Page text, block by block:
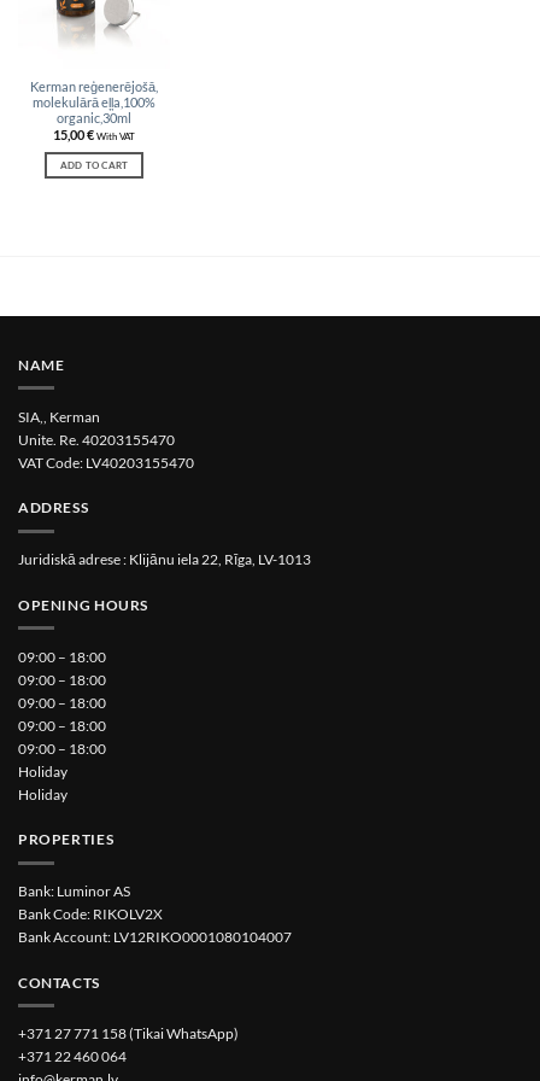
Kerman reģenerējošā,
molekulārā eļļa,100%
organic,30ml
15,00€ With VAT
ADD TO CART
NAME
SIA,, Kerman
Unite. Re. 40203155470
VAT Code: LV40203155470
ADDRESS
Juridiskā adrese : Klijānu iela 22, Rīga, LV-1013
OPENING HOURS
09:00 – 18:00
09:00 – 18:00
09:00 – 18:00
09:00 – 18:00
09:00 – 18:00
Holiday
Holiday
PROPERTIES
Bank: Luminor AS
Bank Code: RIKOLV2X
Bank Account: LV12RIKO0001080104007
CONTACTS
+371 27 771 158 (Tikai WhatsApp)
+371 22 460 064